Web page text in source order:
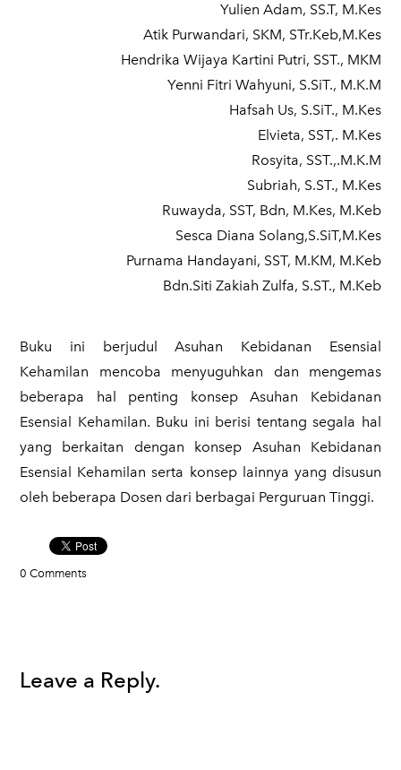
Yulien Adam, SS.T, M.Kes
Atik Purwandari, SKM, STr.Keb,M.Kes
Hendrika Wijaya Kartini Putri, SST., MKM
Yenni Fitri Wahyuni, S.SiT., M.K.M
Hafsah Us, S.SiT., M.Kes
Elvieta, SST,. M.Kes
Rosyita, SST.,.M.K.M
Subriah, S.ST., M.Kes
Ruwayda, SST, Bdn, M.Kes, M.Keb
Sesca Diana Solang,S.SiT,M.Kes
Purnama Handayani, SST, M.KM, M.Keb
Bdn.Siti Zakiah Zulfa, S.ST., M.Keb
Buku ini berjudul Asuhan Kebidanan Esensial
Kehamilan mencoba menyuguhkan dan mengemas
beberapa hal penting konsep Asuhan Kebidanan
Esensial Kehamilan. Buku ini berisi tentang segala hal
yang berkaitan dengan konsep Asuhan Kebidanan
Esensial Kehamilan serta konsep lainnya yang disusun
oleh beberapa Dosen dari berbagai Perguruan Tinggi.
0 Comments
Leave a Reply.